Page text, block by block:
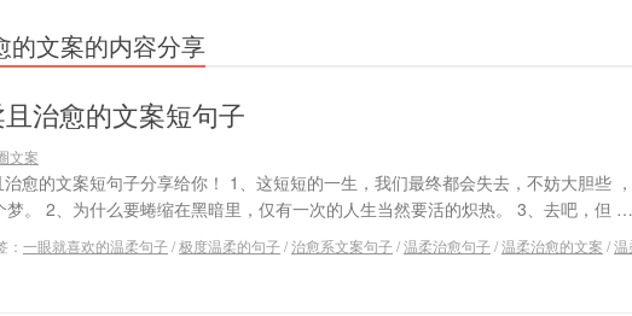
的文案的内容分享
治愈的文案短句子
文案
愈的文案短句子分享给你！ 1、这短短的一生，我们最终都会失去，不妨大胆些 ，
梦。 2、为什么要蜷缩在黑暗里，仅有一次的人生当然要活的炽热。 3、去吧，但 …
： 一眼就喜欢的温柔句子/极度温柔的句子/治愈系文案句子/温柔治愈句子/温柔治愈的文案 /温